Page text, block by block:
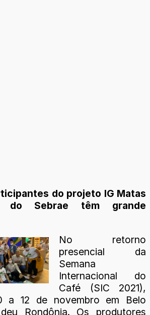
do projeto IG Matas
do Sebrae têm grande
No retorno
presencial da
Semana
Internacional do
Café (SIC 2021),
a 12 de novembro em Belo
Rondônia. Os produtores